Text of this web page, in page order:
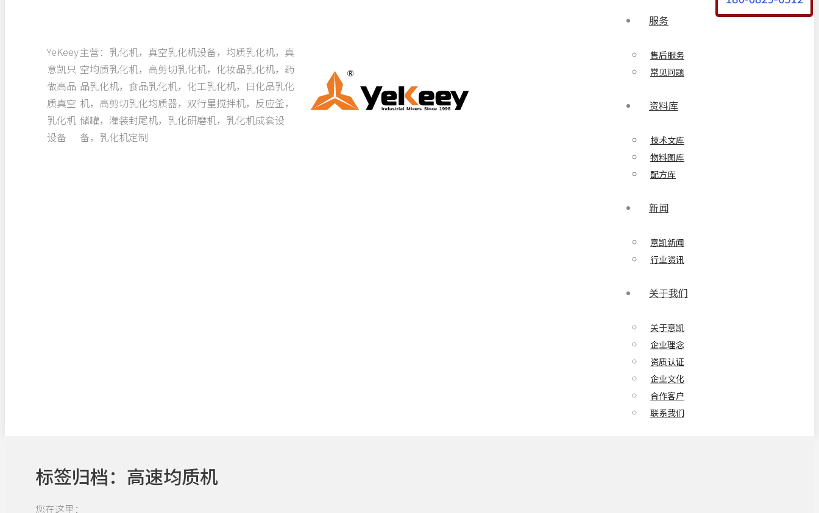
YeKeey
意凯只
做高品
质真空
乳化机
设备
主营：乳化机，真空乳化机设备，均质乳化机，真
空均质乳化机，高剪切乳化机，化妆品乳化机，药
品乳化机，食品乳化机，化工乳化机，日化品乳化
机，高剪切乳化均质器，双行星搅拌机，反应釜，
储罐，灌装封尾机，乳化研磨机，乳化机成套设
备，乳化机定制
服务
售后服务
常见问题
资料库
技术文库
物料图库
配方库
新闻
意凯新闻
行业资讯
关于我们
关于意凯
企业理念
资质认证
企业文化
合作客户
联系我们
标签归档： 高速均质机
您在这里：